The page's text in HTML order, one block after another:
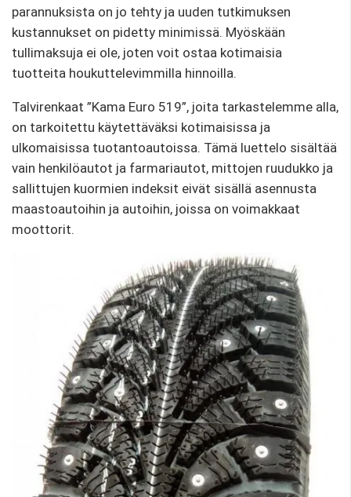
parannuksista on jo tehty ja uuden tutkimuksen
kustannukset on pidetty minimissä. Myöskään
tullimaksuja ei ole, joten voit ostaa kotimaisia ​​
tuotteita houkuttelevimmilla hinnoilla.
Talvirenkaat ”Kama Euro 519”, joita tarkastelemme alla,
on tarkoitettu käytettäväksi kotimaisissa ja
ulkomaisissa tuotantoautoissa. Tämä luettelo sisältää
vain henkilöautot ja farmariautot, mittojen ruudukko ja
sallittujen kuormien indeksit eivät sisällä asennusta
maastoautoihin ja autoihin, joissa on voimakkaat
moottorit.